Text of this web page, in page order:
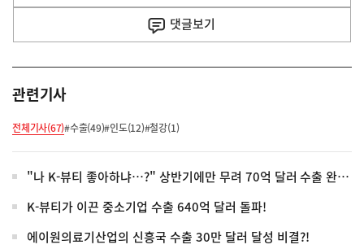
댓글보기
관련기사
전체기사(67)#수출(49)#인도(12)#철강(1)
"나 K-뷰티 좋아하냐…?" 상반기에만 무려 70억 달러 수출 완료!
K-뷰티가 이끈 중소기업 수출 640억 달러 돌파!
에이원의료기산업의 신흥국 수출 30만 달러 달성 비결?!